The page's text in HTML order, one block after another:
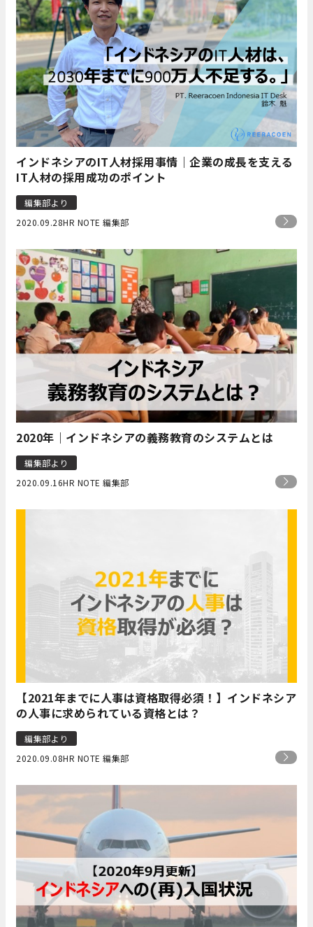
インドネシアのIT人材採用事情｜企業の成長を支える
IT人材の採用成功のポイント
編集部より
2020.09.28HR NOTE 編集部
2020年｜インドネシアの義務教育のシステムとは
編集部より
2020.09.16HR NOTE 編集部
【2021年までに人事は資格取得必須！】インドネシア
の人事に求められている資格とは？
編集部より
2020.09.08HR NOTE 編集部